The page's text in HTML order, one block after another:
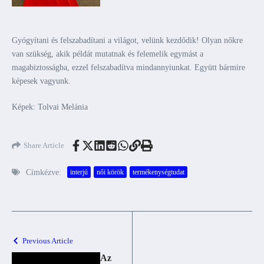
Gyógyítani és felszabadítani a világot, velünk kezdődik! Olyan nőkre
van szükség, akik példát mutatnak és felemelik egymást a
magabiztosságba, ezzel felszabadítva mindannyiunkat. Együtt bármire
képesek vagyunk.
Képek: Tolvai Melánia
Share Article
Címkézve: interjú női körök termékenységtudat
Previous Article
Az